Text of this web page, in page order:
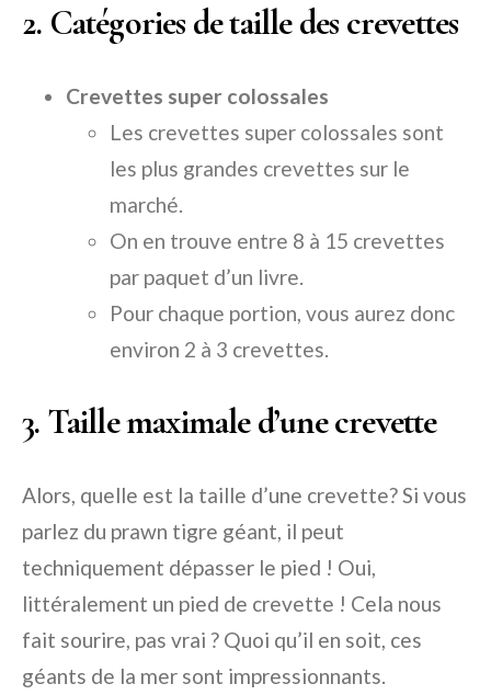
2. Catégories de taille des crevettes
Crevettes super colossales
Les crevettes super colossales sont
les plus grandes crevettes sur le
marché.
On en trouve entre 8 à 15 crevettes
par paquet d’un livre.
Pour chaque portion, vous aurez donc
environ 2 à 3 crevettes.
3. Taille maximale d’une crevette
Alors, quelle est la taille d’une crevette? Si vous
parlez du prawn tigre géant, il peut
techniquement dépasser le pied ! Oui,
littéralement un pied de crevette ! Cela nous
fait sourire, pas vrai ? Quoi qu’il en soit, ces
géants de la mer sont impressionnants.